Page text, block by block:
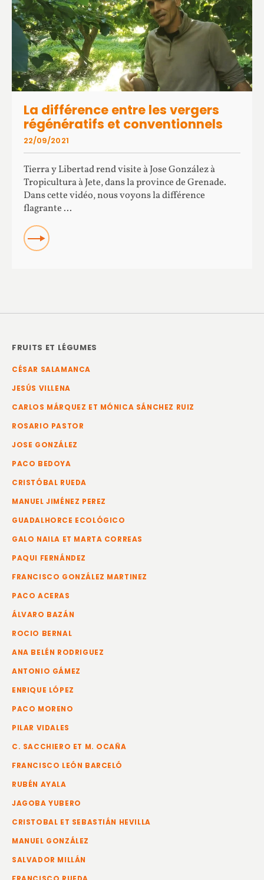
La différence entre les vergers
régénératifs et conventionnels
Tierra y Libertad rend visite à Jose González à
Tropicultura à Jete, dans la province de Grenade.
Dans cette vidéo, nous voyons la différence
flagrante ...
READ
22/09/2021
FRUITS ET LÉGUMES
CÉSAR SALAMANCA
JESÚS VILLENA
CARLOS MÁRQUEZ ET MÓNICA SÁNCHEZ RUIZ
ROSARIO PASTOR
JOSE GONZÁLEZ
PACO BEDOYA
CRISTÓBAL RUEDA
MANUEL JIMÉNEZ PEREZ
GUADALHORCE ECOLÓGICO
GALO NAILA ET MARTA CORREAS
PAQUI FERNÁNDEZ
FRANCISCO GONZÁLEZ MARTINEZ
PACO ACERAS
ÁLVARO BAZÁN
ROCIO BERNAL
ANA BELÉN RODRIGUEZ
ANTONIO GÁMEZ
ENRIQUE LÓPEZ
PACO MORENO
PILAR VIDALES
C. SACCHIERO ET M. OCAÑA
FRANCISCO LEÓN BARCELÓ
RUBÉN AYALA
JAGOBA YUBERO
CRISTOBAL ET SEBASTIÁN HEVILLA
MANUEL GONZÁLEZ
SALVADOR MILLÁN